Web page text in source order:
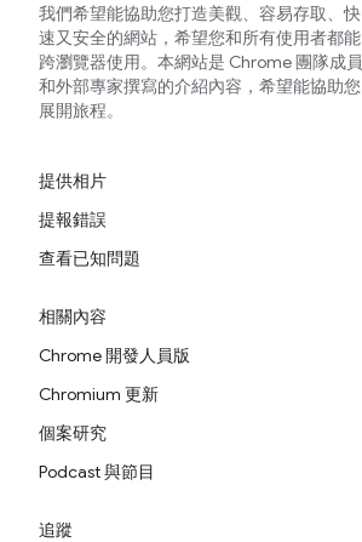
我們希望能協助您打造美觀、容易存取、快
速又安全的網站，希望您和所有使用者都能
跨瀏覽器使用。本網站是 Chrome 團隊成員
和外部專家撰寫的介紹內容，希望能協助您
展開旅程。
提供相片
提報錯誤
查看已知問題
相關內容
Chrome 開發人員版
Chromium 更新
個案研究
Podcast 與節目
追蹤